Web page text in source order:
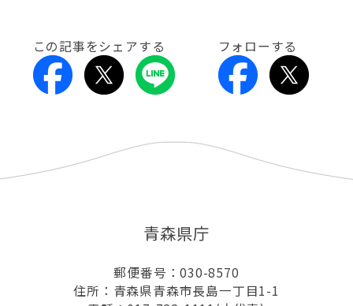
この記事をシェアする フォローする
青森県庁
郵便番号：030-8570
住所：青森県青森市長島一丁目1-1